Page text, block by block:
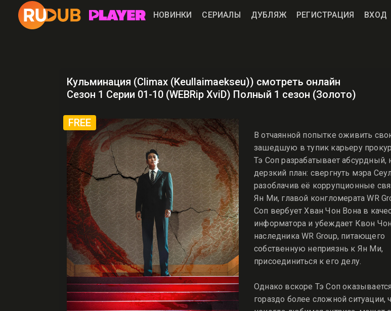
НОВИНКИ СЕРИАЛЫ ДУБЛЯЖ РЕГИСТРАЦИЯ ВХОД
Кульминация (Climax (Keullaimaekseu)) смотреть онлайн
Сезон 1 Серии 01-10 (WEBRip XviD) Полный 1 сезон (Золото)
FREE
В отчаянной попытке оживить
зашедшую в тупик карьеру
Тэ Соп разрабатывает абсурдный,
дерзкий план: свергнуть мэра
разоблачив её коррупционные
Ян Ми, главой конгломерата WR
Соп вербует Хван Чон Вона в
информатора и убеждает Квон
наследника WR Group, питающего
собственную неприязнь к Ян Ми,
присоединиться к его делу.
Однако вскоре Тэ Соп
гораздо более сложной